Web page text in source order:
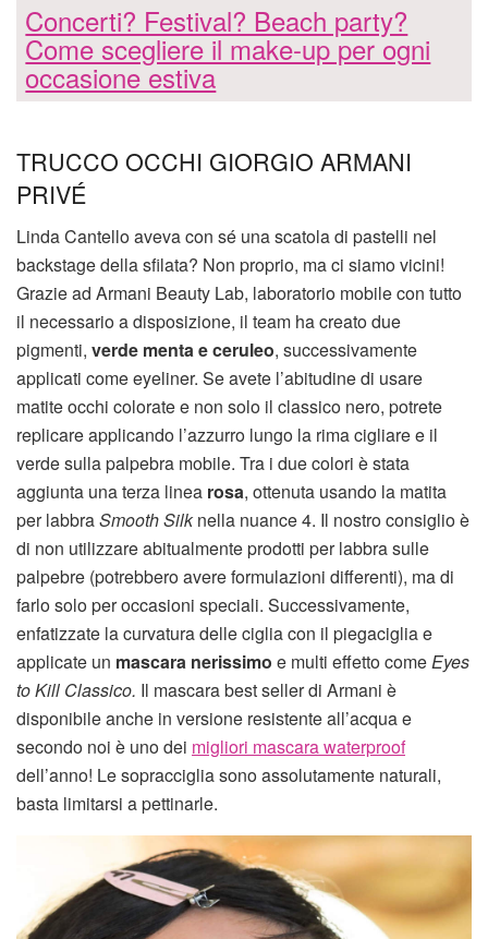
Concerti? Festival? Beach party?
Come scegliere il make-up per ogni
occasione estiva
TRUCCO OCCHI GIORGIO ARMANI
PRIVÉ
Linda Cantello aveva con sé una scatola di pastelli nel
backstage della sfilata? Non proprio, ma ci siamo vicini!
Grazie ad Armani Beauty Lab, laboratorio mobile con tutto
il necessario a disposizione, il team ha creato due
pigmenti, verde menta e ceruleo, successivamente
applicati come eyeliner. Se avete l’abitudine di usare
matite occhi colorate e non solo il classico nero, potrete
replicare applicando l’azzurro lungo la rima cigliare e il
verde sulla palpebra mobile. Tra i due colori è stata
aggiunta una terza linea rosa, ottenuta usando la matita
per labbraSmooth Silknella nuance 4. Il nostro consiglio è
di non utilizzare abitualmente prodotti per labbra sulle
palpebre (potrebbero avere formulazioni differenti), ma di
farlo solo per occasioni speciali. Successivamente,
enfatizzate la curvatura delle ciglia con il piegaciglia e
applicate un mascara nerissimo e multi effetto come Eyes
to Kill Classico. Il mascara best seller di Armani è
disponibile anche in versione resistente all’acqua e
secondo noi è uno dei migliori mascara waterproof
dell’anno! Le sopracciglia sono assolutamente naturali,
basta limitarsi a pettinarle.